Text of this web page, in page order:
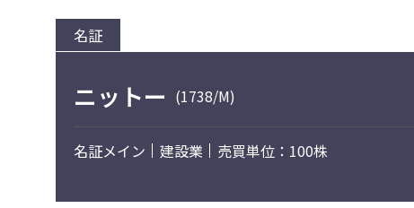
名証
ニットー (1738/M)
名証メイン 建設業 売買単位：100株